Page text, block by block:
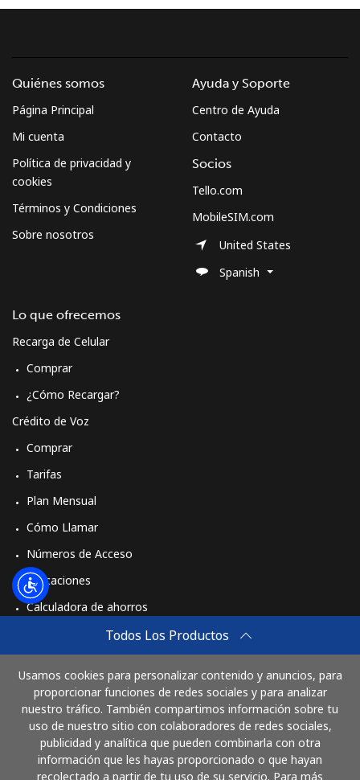
Todos Los Productos
Usamos cookies para personalizar contenido y anuncios, para
proporcionar funciones de redes sociales y para analizar
nuestro tráfico. También compartimos información sobre tu
uso de nuestro sitio con colaboradores de redes sociales,
publicidad y analítica que pueden combinarla con otra
información que les hayas proporcionado o que hayan
recolectado a partir de tu uso de su servicio. Para más
Quiénes somos
Página Principal
Mi cuenta
Política de privacidad y
cookies
Términos y Condiciones
Sobre nosotros
Lo que ofrecemos
Recarga de Celular
Comprar
¿Cómo Recargar?
Crédito de Voz
Comprar
Tarifas
Plan Mensual
Cómo Llamar
Números de Acceso
Aplicaciones
Calculadora de ahorros
Comprar
Cómo funciona
Ayuda y Soporte
Centro de Ayuda
Contacto
Socios
Tello.com
MobileSIM.com
United States
Spanish
Paga con